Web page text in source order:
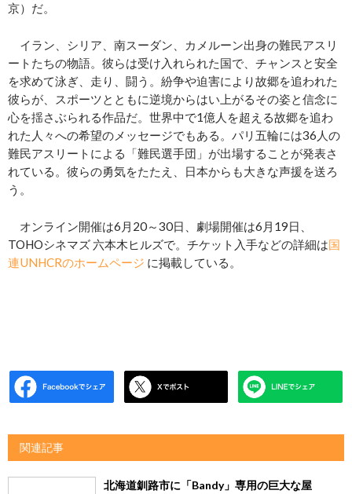
京）だ。
イラン、シリア、南スーダン、カメルーン出身の難民アスリ
ートたちの物語。彼らは受け入れられた国で、チャンスと安全
を求めて泳ぎ、走り、闘う。紛争や迫害により故郷を追われた
彼らが、スポーツとともに逆境からはい上がるその姿と信念に
心を揺さぶられる作品だ。世界中で1億人を超える故郷を追わ
れた人々への希望のメッセージでもある。パリ五輪には36人の
難民アスリートによる「難民選手団」が出場することが発表さ
れている。彼らの勇気をたたえ、日本からも大きな声援を送ろ
う。
オンライン開催は6月20～30日、劇場開催は6月19日、
TOHOシネマズ 六本木ヒルズで。チケット入手などの詳細は国
連UNHCRのホームページ に掲載している。
関連記事
北海道釧路市に「Bandy」専用の巨大な屋